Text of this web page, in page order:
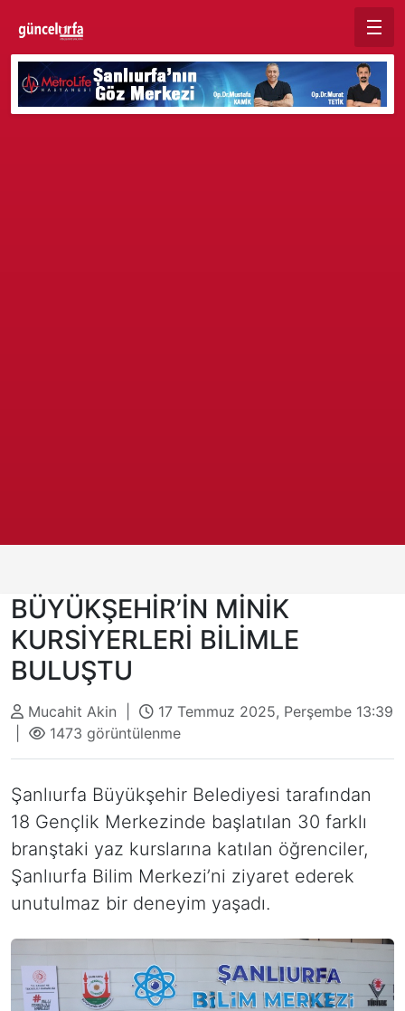
BÜYÜKŞEHİR’İN MİNİK
KURSİYERLERİ BİLİMLE
BULUŞTU
Mucahit Akin |
17 Temmuz 2025, Perşembe 13:39
1473 görüntülenme
Şanlıurfa Büyükşehir Belediyesi tarafından
18 Gençlik Merkezinde başlatılan 30 farklı
branştaki yaz kurslarına katılan öğrenciler,
Şanlıurfa Bilim Merkezi’ni ziyaret ederek
unutulmaz bir deneyim yaşadı.